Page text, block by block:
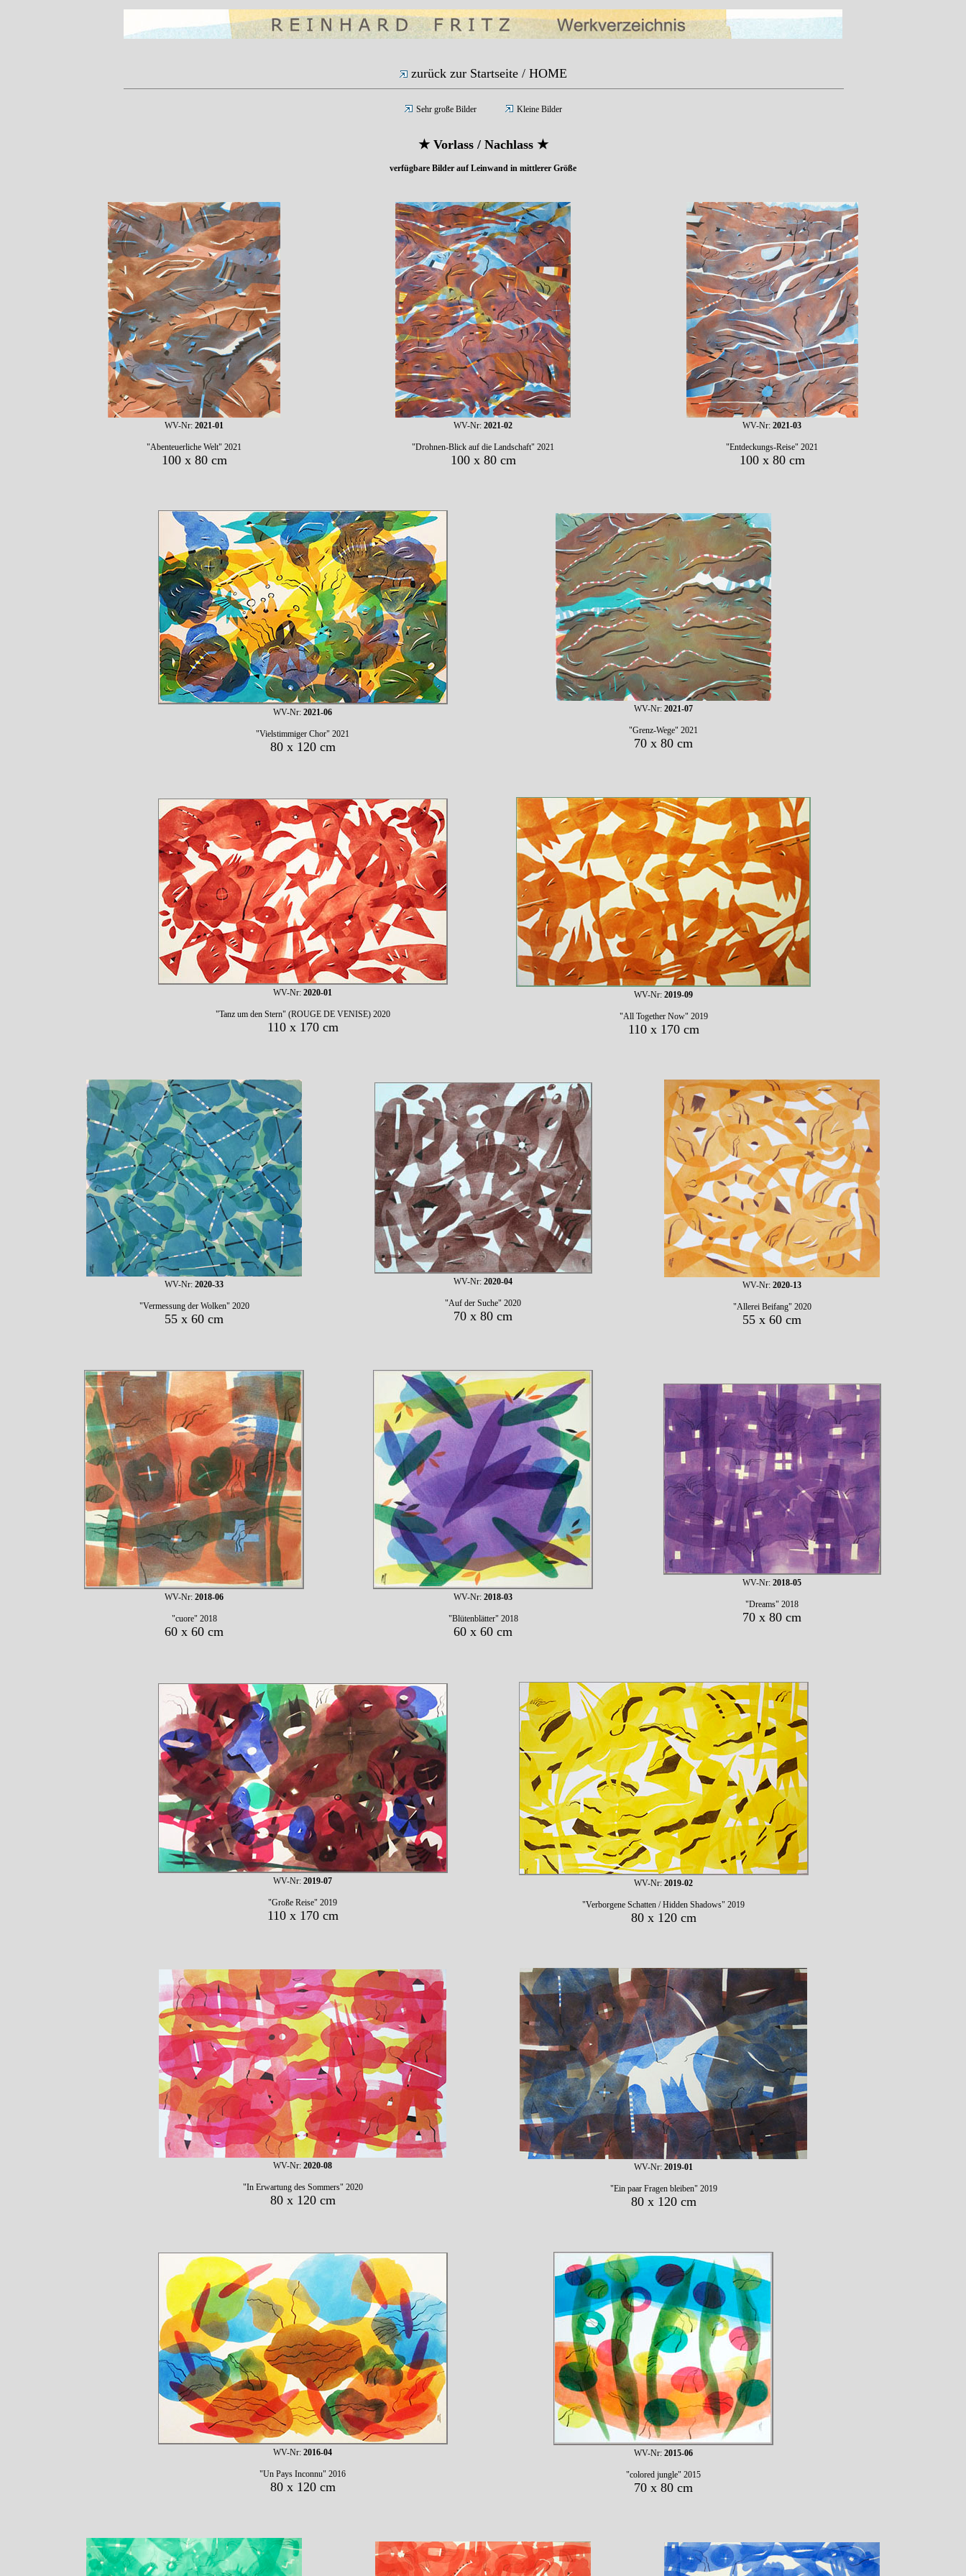
zurück zur Startseite / HOME
Sehr große Bilder Kleine Bilder
★ Vorlass / Nachlass ★
verfügbare Bilder auf Leinwand in mittlerer Größe
WV-Nr: 2021-01
"Abenteuerliche Welt" 2021
100 x 80 cm
WV-Nr: 2021-02
"Drohnen-Blick auf die Landschaft" 2021
100 x 80 cm
WV-Nr: 2021-03
"Entdeckungs-Reise" 2021
100 x 80 cm
WV-Nr: 2021-06
"Vielstimmiger Chor" 2021
80 x 120 cm
WV-Nr: 2021-07
"Grenz-Wege" 2021
70 x 80 cm
WV-Nr: 2020-01
"Tanz um den Stern" (ROUGE DE VENISE) 2020
110 x 170 cm
WV-Nr: 2019-09
"All Together Now" 2019
110 x 170 cm
WV-Nr: 2020-33
"Vermessung der Wolken" 2020
55 x 60 cm
WV-Nr: 2020-04
"Auf der Suche" 2020
70 x 80 cm
WV-Nr: 2020-13
"Allerei Beifang" 2020
55 x 60 cm
WV-Nr: 2018-06
"cuore" 2018
60 x 60 cm
WV-Nr: 2018-03
"Blütenblätter" 2018
60 x 60 cm
WV-Nr: 2018-05
"Dreams" 2018
70 x 80 cm
WV-Nr: 2019-07
"Große Reise" 2019
110 x 170 cm
WV-Nr: 2019-02
"Verborgene Schatten / Hidden Shadows" 2019
80 x 120 cm
WV-Nr: 2020-08
"In Erwartung des Sommers" 2020
80 x 120 cm
WV-Nr: 2019-01
"Ein paar Fragen bleiben" 2019
80 x 120 cm
WV-Nr: 2016-04
"Un Pays Inconnu" 2016
80 x 120 cm
WV-Nr: 2015-06
"colored jungle" 2015
70 x 80 cm